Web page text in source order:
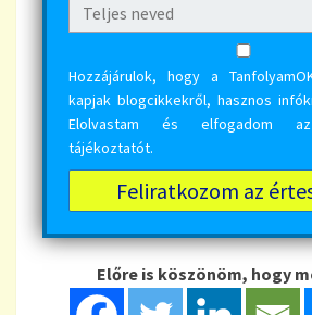
Hozzájárulok, hogy a
kapjak blogcikkekről, hasznos
Elolvastam és elfogadom
tájékoztatót.
Előre is köszönöm, hogy